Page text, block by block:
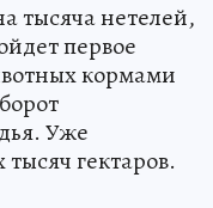
тысяча нетелей,
первое
кормами
Уже
гектаров.